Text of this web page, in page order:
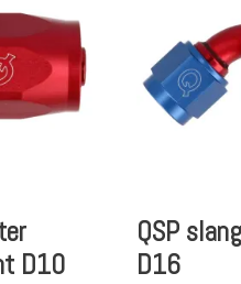
D10
QSP
D16